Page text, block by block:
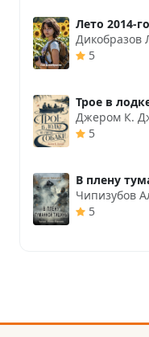
Лето 2014-го
Дикобразов
5
Трое в
Джером К.
5
В плену
Чипизубов
5